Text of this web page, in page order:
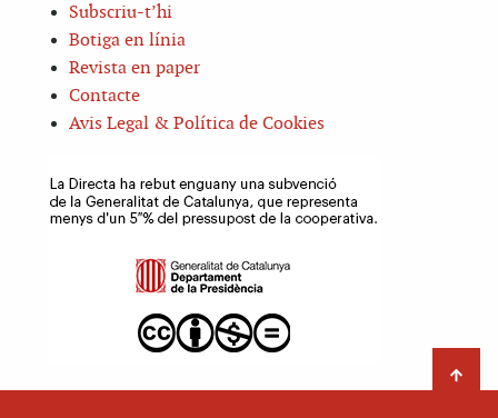
Subscriu-t’hi
Botiga en línia
Revista en paper
Contacte
Avis Legal & Política de Cookies